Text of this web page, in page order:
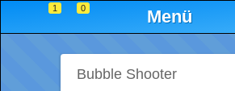
1 0 Menü